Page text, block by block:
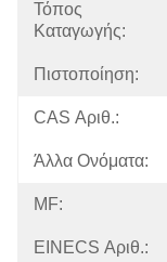
Τόπος
Καταγωγής:
Πιστοποίηση:
CAS Αριθ.:
Άλλα Ονόματα:
MF:
EINECS Αριθ.: